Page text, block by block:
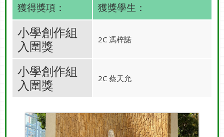
獲得獎項：
獲獎學生：
小學創作組
入圍獎
2C 馮梓諾
小學創作組
入圍獎
2C 蔡天允